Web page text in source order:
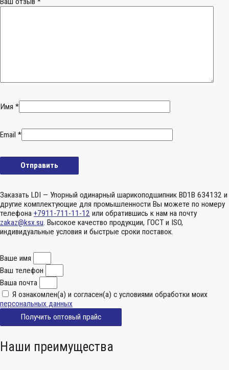
Имя *
Email *
Заказать LDI — Упорный одинарный шарикоподшипник BD1B 634132 и
другие комплектующие для промышленности Вы можете по номеру
телефона +7911-711-11-12 или обратившись к нам на почту
zakaz@ksx.su. Высокое качество продукции, ГОСТ и ISO,
индивидуальные условия и быстрые сроки поставок.
Ваше имя
Ваш телефон
Ваша почта
Я ознакомлен(а) и согласен(а) с условиями обработки моих
персональных данных
Получить оптовый прайс
Наши преимущества